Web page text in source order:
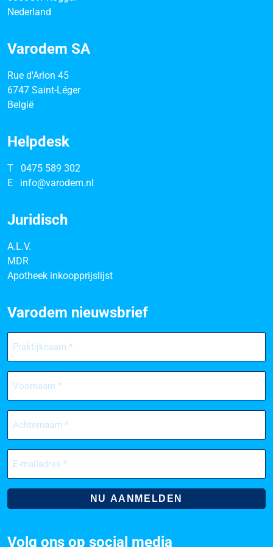
Nederland
Varodem SA
Rue d'Arlon 45
6747 Saint-Léger
België
Helpdesk
T
0475 589 302
E
info@varodem.nl
Juridisch
A.L.V.
MDR
Apotheek inkoopprijslijst
Varodem nieuwsbrief
Praktijknaam
(Vereist)
Voornaam
(Vereist)
Achternaam
(Vereist)
E-
mailadres
(Vereist)
Volg ons op social media